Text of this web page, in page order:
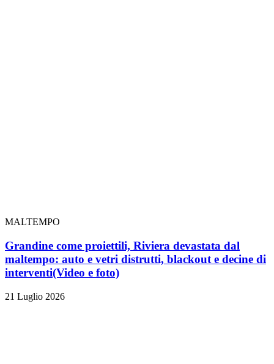
MALTEMPO
Grandine come proiettili, Riviera devastata dal
maltempo: auto e vetri distrutti, blackout e decine di
interventi(Video e foto)
21 Luglio 2026